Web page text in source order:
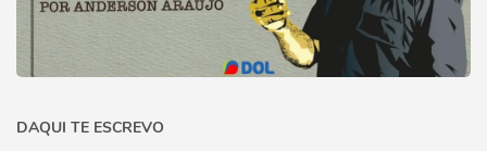
DAQUI TE ESCREVO